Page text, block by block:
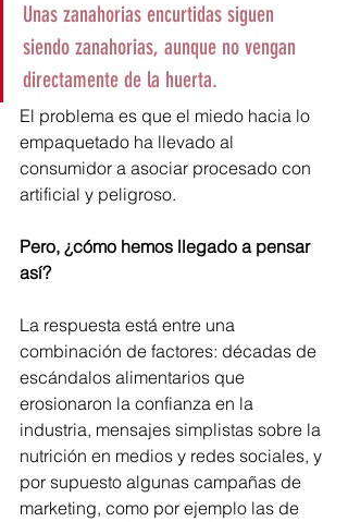
Unas zanahorias encurtidas siguen
siendo zanahorias, aunque no vengan
directamente de la huerta.
El problema es que el miedo hacia lo
empaquetado ha llevado al
consumidor a asociar procesado con
artificial y peligroso.
Pero, ¿cómo hemos llegado a pensar
así?
La respuesta está entre una
combinación de factores: décadas de
escándalos alimentarios que
erosionaron la confianza en la
industria, mensajes simplistas sobre la
nutrición en medios y redes sociales, y
por supuesto algunas campañas de
marketing, como por ejemplo las de